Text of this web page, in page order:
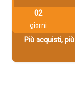
02
giorni
Più acquisti,